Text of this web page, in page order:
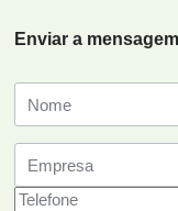
Enviar a mensagem